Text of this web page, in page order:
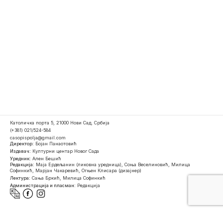
Католичка порта 5, 21000 Нови Сад, Србија
(+381) 021/524-584
casopispolja@gmail.com
Директор: Бојан Панаотовић
Издавач: Културни центар Новог Сада
Уредник: Ален Бешић
Редакција: Маја Ердељанин (ликовна уредница), Соња Веселиновић, Милица
Софинкић, Марјан Чакаревић, Огњен Клисара (дизајнер)
Лектура: Сања Бркић, Милица Софинкић
Администрација и пласман: Редакција